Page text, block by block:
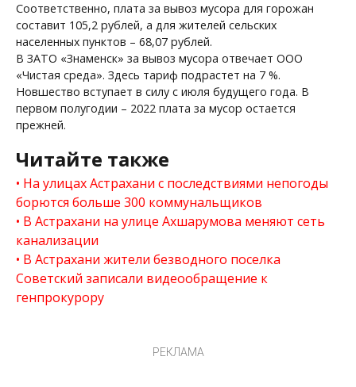
Соответственно, плата за вывоз мусора для горожан
составит 105,2 рублей, а для жителей сельских
населенных пунктов – 68,07 рублей.
В ЗАТО «Знаменск» за вывоз мусора отвечает ООО
«Чистая среда». Здесь тариф подрастет на 7 %.
Новшество вступает в силу с июля будущего года. В
первом полугодии – 2022 плата за мусор остается
прежней.
Читайте также
На улицах Астрахани с последствиями непогоды
борются больше 300 коммунальщиков
В Астрахани на улице Ахшарумова меняют сеть
канализации
В Астрахани жители безводного поселка
Советский записали видеообращение к
генпрокурору
РЕКЛАМА